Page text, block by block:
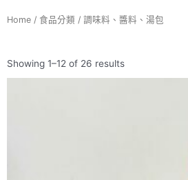
Home / 食品分類 / 調味料、醬料、湯包
Showing 1–12 of 26 results